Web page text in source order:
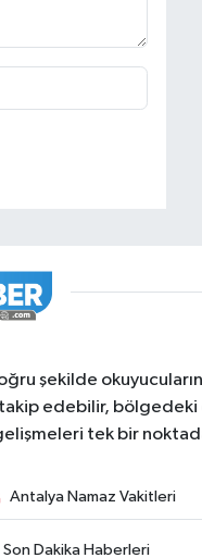
şekilde
edebilir,
tek bir
Antalya Namaz Vakitleri
Son Dakika Haberleri